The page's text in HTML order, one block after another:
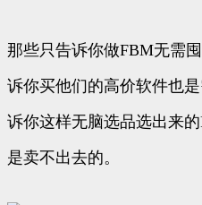
那些只告诉你做FBM无需
诉你买他们的高价软件也
诉你这样无脑选品选出来
是卖不出去的。